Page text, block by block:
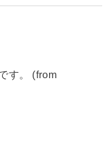
す。 (from